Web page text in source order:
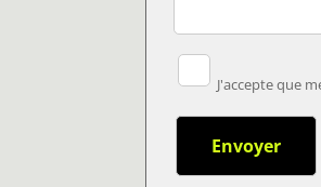
J'accepte que